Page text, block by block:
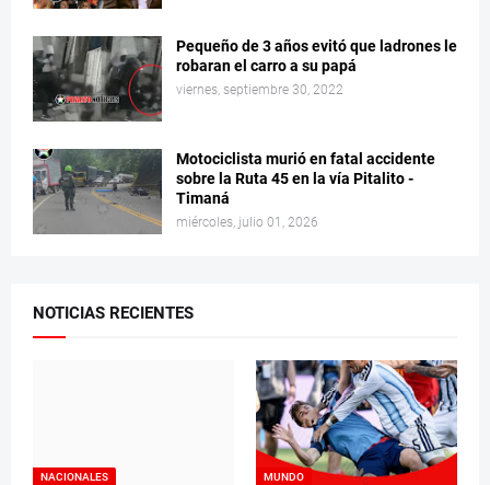
Pequeño de 3 años evitó que ladrones le
robaran el carro a su papá
viernes, septiembre 30, 2022
Motociclista murió en fatal accidente
sobre la Ruta 45 en la vía Pitalito -
Timaná
miércoles, julio 01, 2026
NOTICIAS RECIENTES
NACIONALES MUNDO